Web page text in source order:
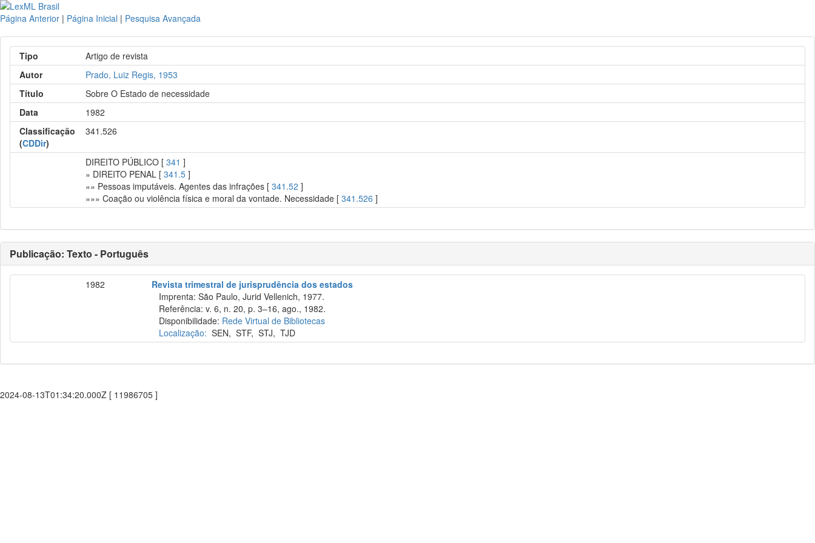
Página Anterior | Página Inicial | Pesquisa Avançada
Tipo
Artigo de revista
Autor
Prado, Luiz Regis, 1953
Título
Sobre O Estado de necessidade
Data
1982
Classificação
(CDDir)
341.526
DIREITO PÚBLICO [341 ]
» DIREITO PENAL [341.5 ]
»» Pessoas imputáveis. Agentes das infrações [341.52 ]
»»» Coação ou violência física e moral da vontade. Necessidade [341.526 ]
Publicação: Texto - Português
1982
Revista trimestral de jurisprudência dos estados
Imprenta: São Paulo, Jurid Vellenich, 1977.
Referência: v. 6, n. 20, p. 3–16, ago., 1982.
Disponibilidade: Rede Virtual de Bibliotecas
Localização: SEN,STF,STJ,TJD
2024-08-13T01:34:20.000Z [ 11986705 ]